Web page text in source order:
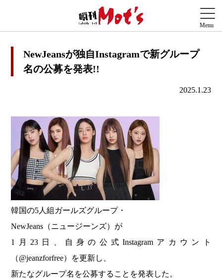
NewJeansが独自Instagramで新グループ
名の公募を発表!!
2025.1.23
韓国の5人組ガールズグループ・
NewJeans（ニュージーンズ）が
1月23日、自身の公式Instagramアカウント
（@jeanzforfree）を更新し、
新たなグループ名を公募することを発表した。